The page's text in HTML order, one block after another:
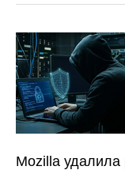
Mozilla